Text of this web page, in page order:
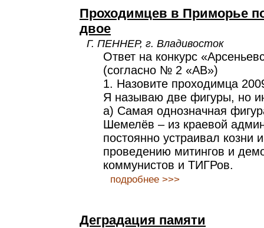
Проходимцев в Приморье
двое
Г. ПЕННЕР, г. Владивосток
Ответ на конкурс
(согласно № 2 «АВ»)
1. Назовите проходимца
Я называю две фигуры, но
а) Самая однозначная
Шемелёв – из краевой
постоянно устраивал козни
проведению митингов и
коммунистов и ТИГРов.
подробнее >>>
Деградация памяти